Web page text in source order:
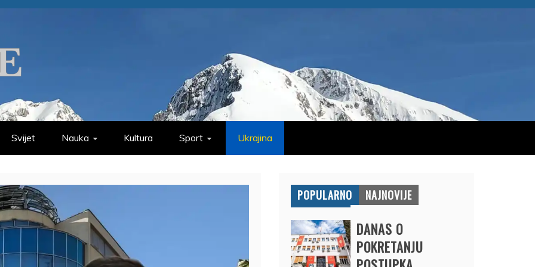
Svijet Nauka Kultura Sport Ukrajina
POPULARNO NAJNOVIJE
DANAS O
POKRETANJU